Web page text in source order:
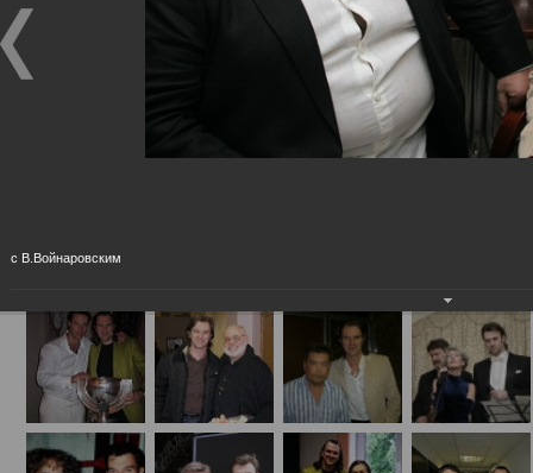
Навигация по сайту
с В.Войнаровским